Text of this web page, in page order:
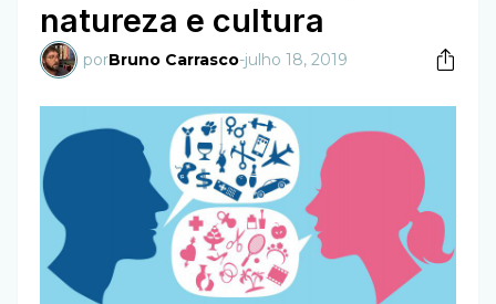
natureza e cultura
porBruno Carrasco-julho 18, 2019